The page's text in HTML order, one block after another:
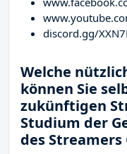
discord.gg/
Welche
können Sie
zukünftigen
Studium der
des